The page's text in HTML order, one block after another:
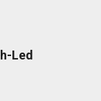
Led